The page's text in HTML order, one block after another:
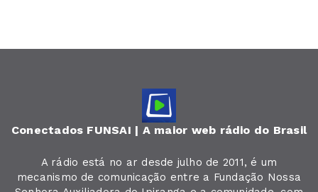
Conectados FUNSAI | A maior web rádio do Brasil
A rádio está no ar desde julho de 2011, é um
mecanismo de comunicação entre a Fundação Nossa